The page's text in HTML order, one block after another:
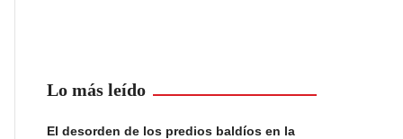
Lo más leído
El desorden de los predios baldíos en la